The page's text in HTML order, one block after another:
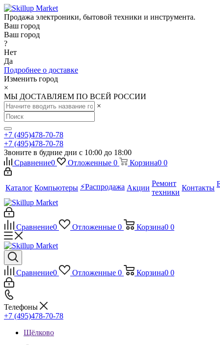
Продажа электроники, бытовой техники и инструмента.
Ваш город
Ваш город
?
Нет
Да
Подробнее о доставке
Изменить город
×
МЫ ДОСТАВЛЯЕМ ПО ВСЕЙ РОССИИ
×
+7 (495)478-70-78
+7 (495)478-70-78
Звоните в будние дни с 10:00 до 18:00
Сравнение0 Отложенные 0 Корзина0 0
Каталог Компьютеры ⚡️Распродажа Акции
Ремонт
техники
Контакты
Сравнение0 Отложенные 0 Корзина0 0
Сравнение0 Отложенные 0 Корзина0 0
Телефоны
+7 (495)478-70-78
Щёлково